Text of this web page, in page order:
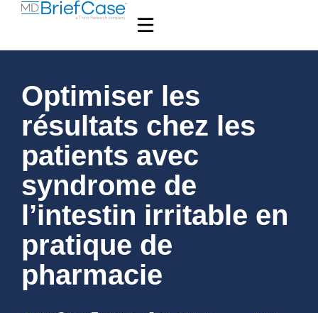
Optimiser les
résultats chez les
patients avec
syndrome de
l’intestin irritable en
pratique de
pharmacie